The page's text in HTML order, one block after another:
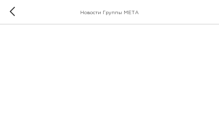
Новости Группы МЕТА